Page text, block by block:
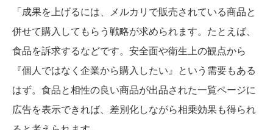
「成果を上げるには、メルカリで販売されている商品と
併せて購入してもらう戦略が求められます。たとえば、
食品を訴求するなどです。安全面や衛生上の観点から
『個人ではなく企業から購入したい』という需要もある
はず。食品と相性の良い商品が出品された一覧ページに
広告を表示できれば、差別化しながら相乗効果も得られ